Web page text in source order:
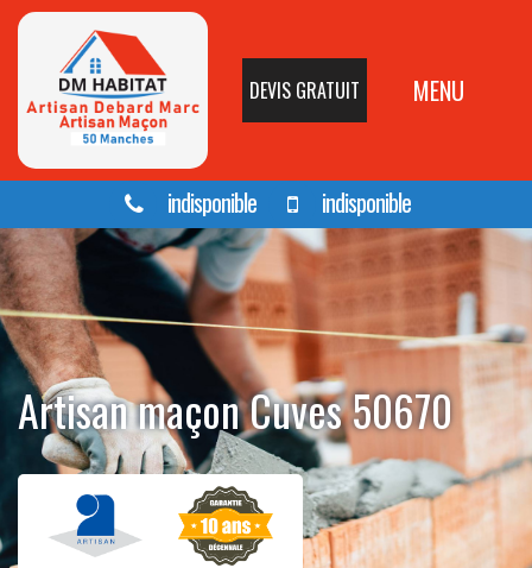
DEVIS GRATUIT MENU
indisponible indisponible
Artisan maçon Cuves 50670